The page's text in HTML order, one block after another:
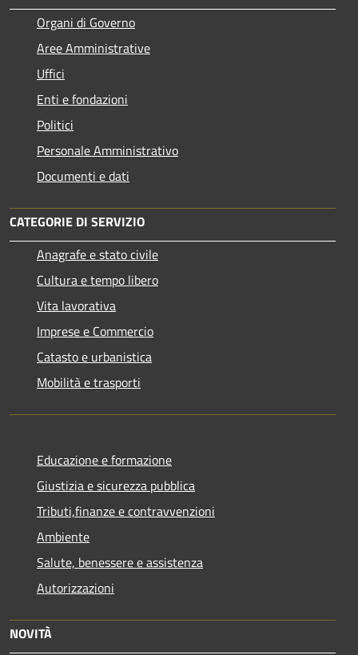
Organi di Governo
Aree Amministrative
Uffici
Enti e fondazioni
Politici
Personale Amministrativo
Documenti e dati
CATEGORIE DI SERVIZIO
Anagrafe e stato civile
Cultura e tempo libero
Vita lavorativa
Imprese e Commercio
Catasto e urbanistica
Mobilità e trasporti
Educazione e formazione
Giustizia e sicurezza pubblica
Tributi,finanze e contravvenzioni
Ambiente
Salute, benessere e assistenza
Autorizzazioni
NOVITÀ